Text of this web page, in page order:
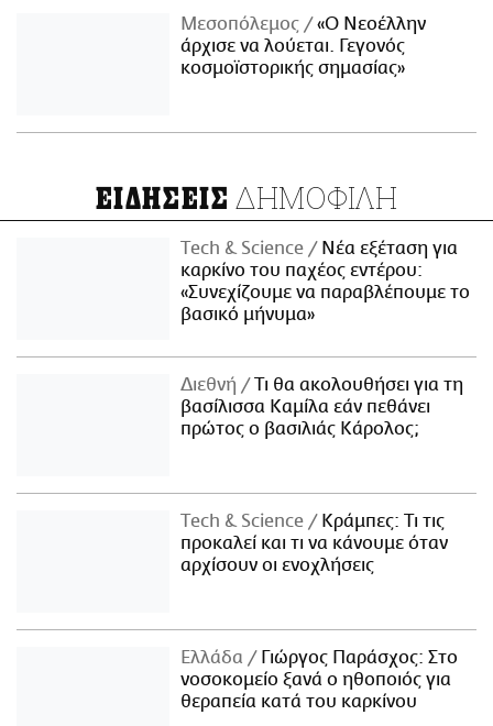
Μεσοπόλεμος
«Ο Νεοέλλην
άρχισε να λούεται. Γεγονός
κοσμοϊστορικής σημασίας»
ΕΙΔΗΣΕΙΣ ΔΗΜΟΦΙΛΗ
Τech & Science
Νέα εξέταση για
καρκίνο του παχέος εντέρου:
«Συνεχίζουμε να παραβλέπουμε το
βασικό μήνυμα»
Διεθνή
Τι θα ακολουθήσει για τη
βασίλισσα Καμίλα εάν πεθάνει
πρώτος ο βασιλιάς Κάρολος;
Τech & Science
Κράμπες: Τι τις
προκαλεί και τι να κάνουμε όταν
αρχίσουν οι ενοχλήσεις
Ελλάδα
Γιώργος Παράσχος: Στο
νοσοκομείο ξανά ο ηθοποιός για
θεραπεία κατά του καρκίνου